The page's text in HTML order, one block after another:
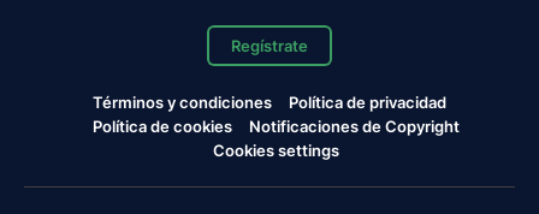
Regístrate
Términos y condiciones
Política de privacidad
Política de cookies
Notificaciones de Copyright
Cookies settings